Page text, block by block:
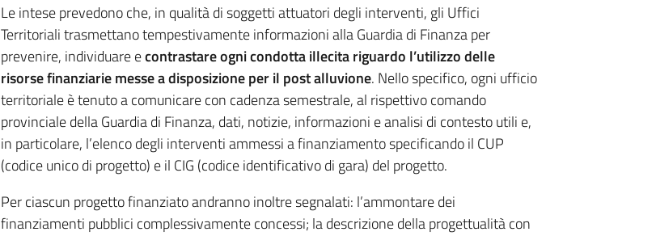
Le intese prevedono che, in qualità di soggetti attuatori degli interventi, gli Uffici
Territoriali trasmettano tempestivamente informazioni alla Guardia di Finanza per
prevenire, individuare econtrastare ogni condotta illecita riguardo l’utilizzo delle
risorse finanziarie messe a disposizione per il post alluvione. Nello specifico, ogni ufficio
territoriale è tenuto a comunicare con cadenza semestrale, al rispettivo comando
provinciale della Guardia di Finanza, dati, notizie, informazioni e analisi di contesto utili e,
in particolare, l’elenco degli interventi ammessi a finanziamento specificando il CUP
(codice unico di progetto) e il CIG (codice identificativo di gara) del progetto.
Per ciascun progetto finanziato andranno inoltre segnalati: l’ammontare dei
finanziamenti pubblici complessivamente concessi; la descrizione della progettualità con